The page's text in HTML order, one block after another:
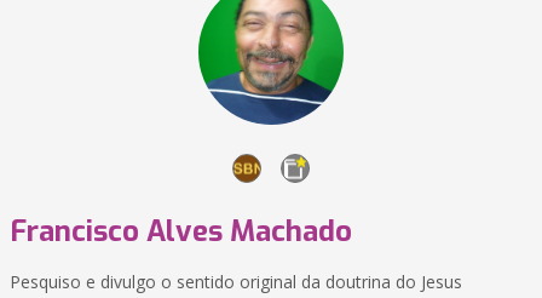
Francisco Alves Machado
Pesquiso e divulgo o sentido original da doutrina do Jesus